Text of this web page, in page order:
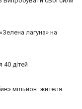
лагуна» на
40 дітей
мільйон: жителя